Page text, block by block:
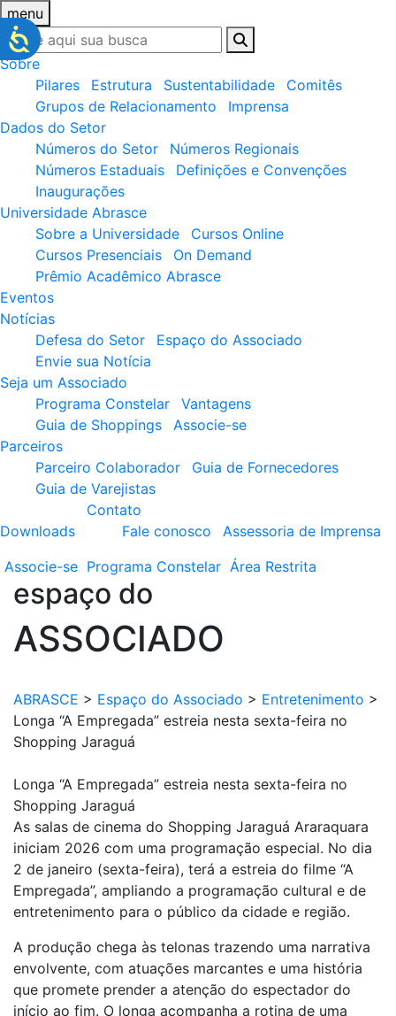
menu
Sobre
Pilares
Estrutura Sustentabilidade
Comitês
Grupos de Relacionamento
Imprensa
Dados do Setor
Números do Setor
Números Regionais
Números Estaduais
Definições e Convenções
Inaugurações
Universidade Abrasce
Sobre a Universidade
Cursos Online
Cursos Presenciais
On Demand
Prêmio Acadêmico Abrasce
Eventos
Notícias
Defesa do Setor
Espaço do Associado
Envie sua Notícia
Seja um Associado
Programa Constelar
Vantagens
Guia de Shoppings
Associe-se
Parceiros
Parceiro Colaborador
Guia de Fornecedores
Guia de Varejistas
Downloads
Contato
Fale conosco
Assessoria de Imprensa
Associe-se Programa Constelar Área Restrita
espaço do
ASSOCIADO
ABRASCE > Espaço do Associado > Entretenimento >
Longa “A Empregada” estreia nesta sexta-feira no
Shopping Jaraguá
Longa “A Empregada” estreia nesta sexta-feira no
Shopping Jaraguá
As salas de cinema do Shopping Jaraguá Araraquara
iniciam 2026 com uma programação especial. No dia
2 de janeiro (sexta-feira), terá a estreia do filme “A
Empregada”, ampliando a programação cultural e de
entretenimento para o público da cidade e região.
A produção chega às telonas trazendo uma narrativa
envolvente, com atuações marcantes e uma história
que promete prender a atenção do espectador do
início ao fim. O longa acompanha a rotina de uma